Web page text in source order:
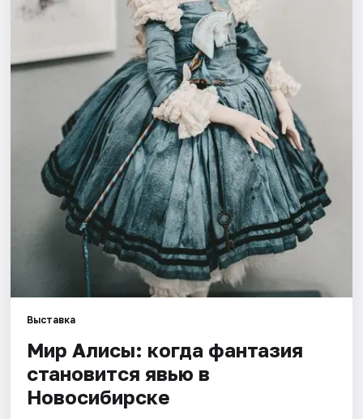
Артисты
Рейтинги
Выставка
Мир Алисы: когда фантазия
становится явью в
Новосибирске